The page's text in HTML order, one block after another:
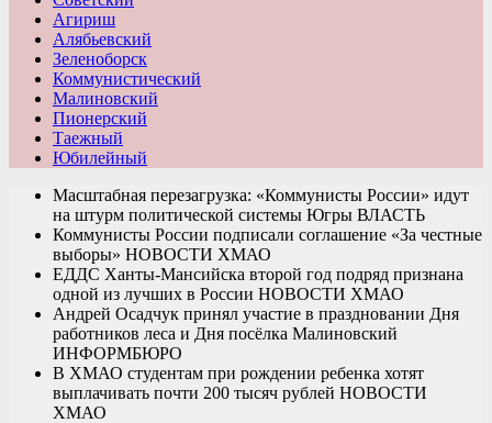
Агириш
Алябьевский
Зеленоборск
Коммунистический
Малиновский
Пионерский
Таежный
Юбилейный
Масштабная перезагрузка: «Коммунисты России» идут
на штурм политической системы Югры ВЛАСТЬ
Коммунисты России подписали соглашение «За честные
выборы» НОВОСТИ ХМАО
ЕДДС Ханты-Мансийска второй год подряд признана
одной из лучших в России НОВОСТИ ХМАО
Андрей Осадчук принял участие в праздновании Дня
работников леса и Дня посёлка Малиновский
ИНФОРМБЮРО
В ХМАО студентам при рождении ребенка хотят
выплачивать почти 200 тысяч рублей НОВОСТИ
ХМАО